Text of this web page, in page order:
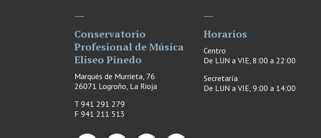
Conservatorio
Profesional de Música
Eliseo Pinedo
Marqués de Murrieta, 76
26071 Logroño, La Rioja
T 941 291 279
F941 211 513
Horarios
Centro
De LUN a VIE, 8:00 a 22:00
Secretaría
De LUN a VIE, 9:00 a 14:00